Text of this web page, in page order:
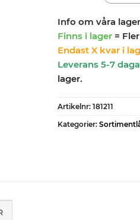
Info om våra
Finns i lager =
Endast X kvar i
Leverans 5-7
lager.
Artikelnr: 181211
Kategorier: